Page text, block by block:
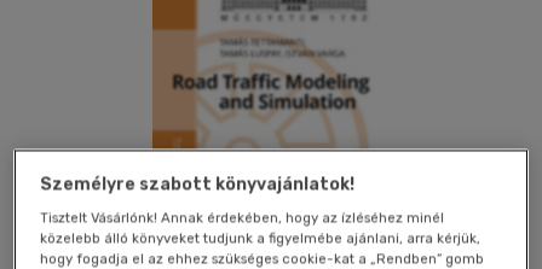
Személyre szabott könyvajánlatok!
Tisztelt Vásárlónk! Annak érdekében, hogy az ízléséhez minél
közelebb álló könyveket tudjunk a figyelmébe ajánlani, arra kérjük,
hogy fogadja el az ehhez szükséges cookie-kat a „Rendben” gomb